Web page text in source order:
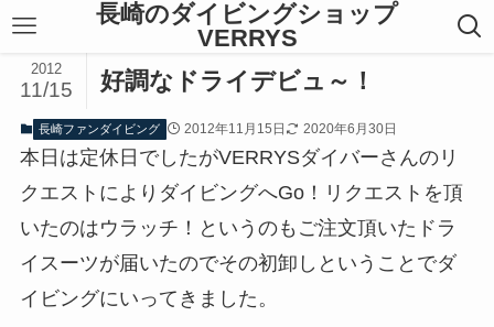
長崎のダイビングショップ
VERRYS
好調なドライデビュ～！
2012
11/15
長崎ファンダイビング 2012年11月15日 2020年6月30日
本日は定休日でしたがVERRYSダイバーさんのリ
クエストによりダイビングへGo！リクエストを頂
いたのはウラッチ！というのもご注文頂いたドラ
イスーツが届いたのでその初卸しということでダ
イビングにいってきました。